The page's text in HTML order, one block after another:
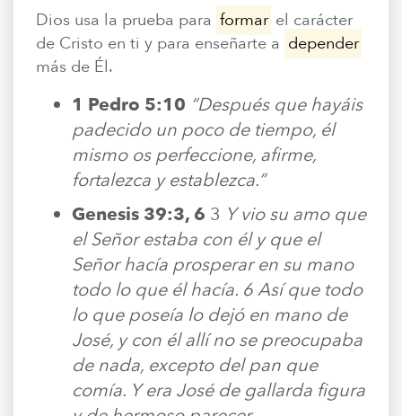
Dios usa la prueba para formar el carácter
de Cristo en ti y para enseñarte a depender
más de Él.
1 Pedro 5:10 “Después que hayáis
padecido un poco de tiempo, él
mismo os perfeccione, afirme,
fortalezca y establezca.”
Genesis 39:3, 6 3 Y vio su amo que
el Señor estaba con él y que el
Señor hacía prosperar en su mano
todo lo que él hacía. 6 Así que todo
lo que poseía lo dejó en mano de
José, y con él allí no se preocupaba
de nada, excepto del pan que
comía. Y era José de gallarda figura